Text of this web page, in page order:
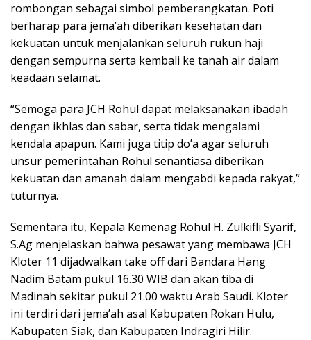
rombongan sebagai simbol pemberangkatan. Poti
berharap para jema’ah diberikan kesehatan dan
kekuatan untuk menjalankan seluruh rukun haji
dengan sempurna serta kembali ke tanah air dalam
keadaan selamat.
“Semoga para JCH Rohul dapat melaksanakan ibadah
dengan ikhlas dan sabar, serta tidak mengalami
kendala apapun. Kami juga titip do’a agar seluruh
unsur pemerintahan Rohul senantiasa diberikan
kekuatan dan amanah dalam mengabdi kepada rakyat,”
tuturnya.
Sementara itu, Kepala Kemenag Rohul H. Zulkifli Syarif,
S.Ag menjelaskan bahwa pesawat yang membawa JCH
Kloter 11 dijadwalkan take off dari Bandara Hang
Nadim Batam pukul 16.30 WIB dan akan tiba di
Madinah sekitar pukul 21.00 waktu Arab Saudi. Kloter
ini terdiri dari jema’ah asal Kabupaten Rokan Hulu,
Kabupaten Siak, dan Kabupaten Indragiri Hilir.